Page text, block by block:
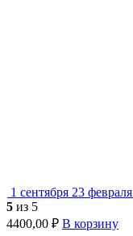
1 сентября 23 февраля
5 из 5
4400,00 ₽ В корзину